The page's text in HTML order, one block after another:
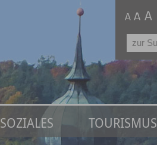
SOZIALES TOURISMUS